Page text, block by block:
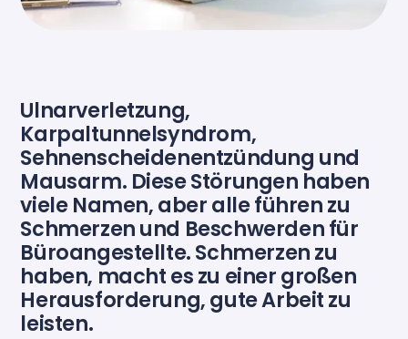
Ulnarverletzung,
Karpaltunnelsyndrom,
Sehnenscheidenentzündung und
Mausarm. Diese Störungen haben
viele Namen, aber alle führen zu
Schmerzen und Beschwerden für
Büroangestellte. Schmerzen zu
haben, macht es zu einer großen
Herausforderung, gute Arbeit zu
leisten.